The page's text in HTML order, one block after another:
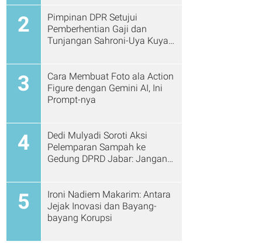
2
Pimpinan DPR Setujui
Pemberhentian Gaji dan
Tunjangan Sahroni-Uya Kuya
3
Cara Membuat Foto ala Action
Figure dengan Gemini AI, Ini
Prompt-nya
4
Dedi Mulyadi Soroti Aksi
Pelemparan Sampah ke
Gedung DPRD Jabar: Jangan
5
Ironi Nadiem Makarim: Antara
Jejak Inovasi dan Bayang-
bayang Korupsi